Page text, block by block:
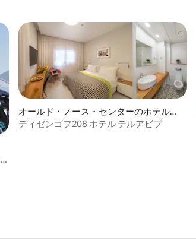
オールド・ノース・センターのホテル客
室
ディゼンゴフ208 ホテル テルアビブ